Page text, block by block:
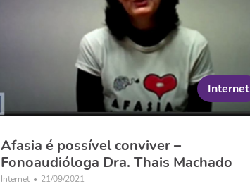
Internet
Afasia é possível conviver –
Fonoaudióloga Dra. Thais Machado
Internet • 21/09/2021